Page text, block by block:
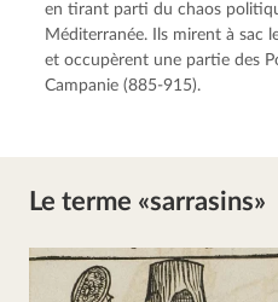
en tirant parti du chaos
Méditerranée. Ils mirent à sac
et occupèrent une partie des
Campanie (885-915).
Le terme «sarrasins»